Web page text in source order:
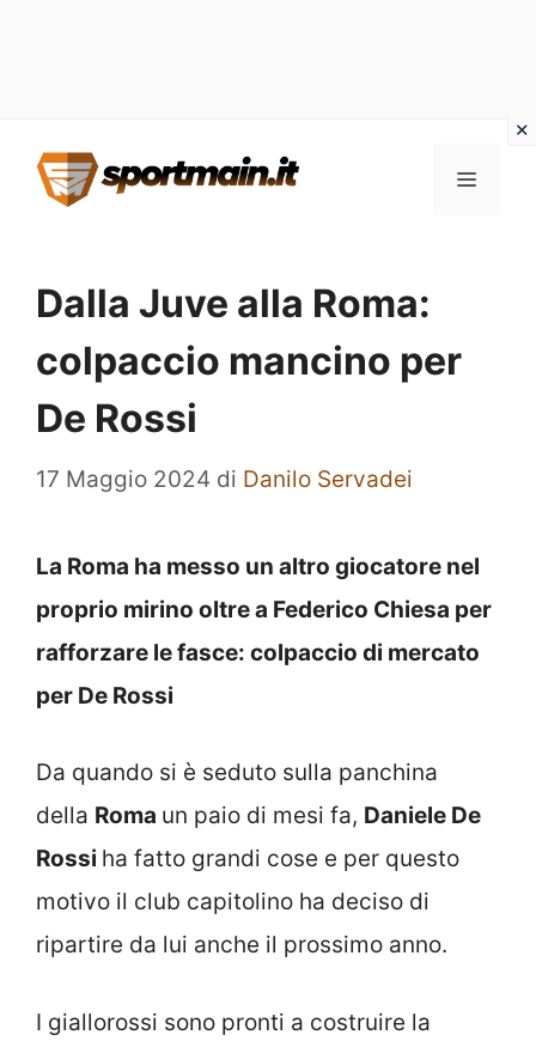
Menu
Dalla Juve alla Roma:
colpaccio mancino per
De Rossi
17 Maggio 2024 di Danilo Servadei
La Roma ha messo un altro giocatore nel
proprio mirino oltre a Federico Chiesa per
rafforzare le fasce: colpaccio di mercato
per De Rossi
Da quando si è seduto sulla panchina
della Roma un paio di mesi fa, Daniele De
Rossi ha fatto grandi cose e per questo
motivo il club capitolino ha deciso di
ripartire da lui anche il prossimo anno.
I giallorossi sono pronti a costruire la